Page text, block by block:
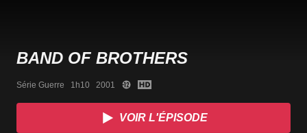
BAND OF BROTHERS
Série Guerre   1h10   2001
VOIR L'ÉPISODE